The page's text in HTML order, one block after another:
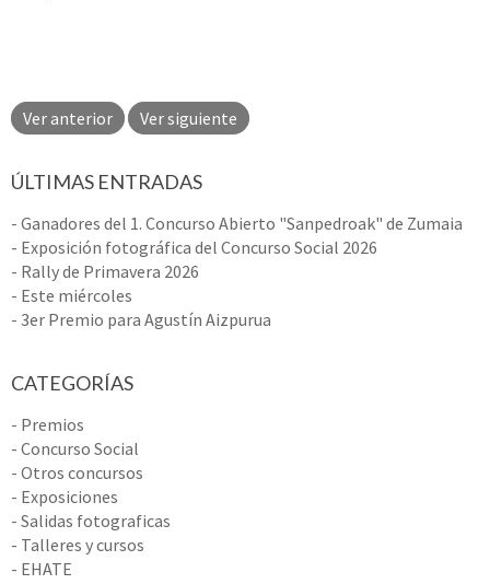
Ver anterior Ver siguiente
ÚLTIMAS ENTRADAS
- Ganadores del 1. Concurso Abierto "Sanpedroak" de Zumaia
- Exposición fotográfica del Concurso Social 2026
- Rally de Primavera 2026
- Este miércoles
- 3er Premio para Agustín Aizpurua
CATEGORÍAS
- Premios
- Concurso Social
- Otros concursos
- Exposiciones
- Salidas fotograficas
- Talleres y cursos
- EHATE